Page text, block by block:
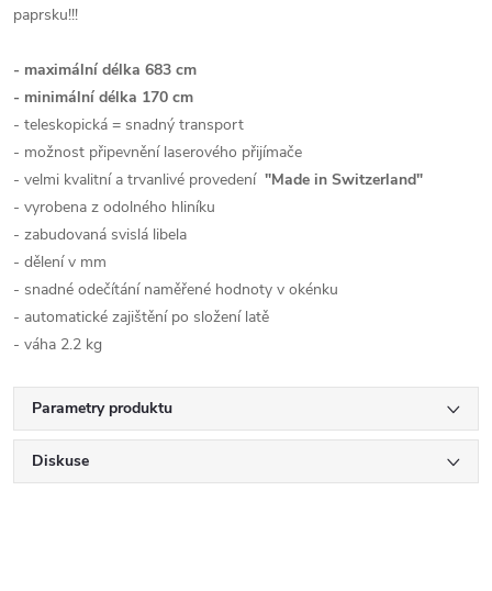
paprsku!!!
- maximální délka 683 cm
- minimální délka 170 cm
- teleskopická = snadný transport
- možnost připevnění laserového přijímače
- velmi kvalitní a trvanlivé provedení "Made in Switzerland"
- vyrobena z odolného hliníku
- zabudovaná svislá libela
- dělení v mm
- snadné odečítání naměřené hodnoty v okénku
- automatické zajištění po složení latě
- váha 2.2 kg
Parametry produktu
Diskuse